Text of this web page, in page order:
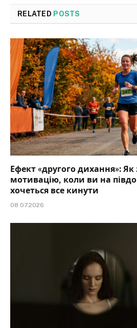
RELATED POSTS
Ефект «другого дихання»:
мотивацію, коли ви на
хочеться все кинути
08.07.2026